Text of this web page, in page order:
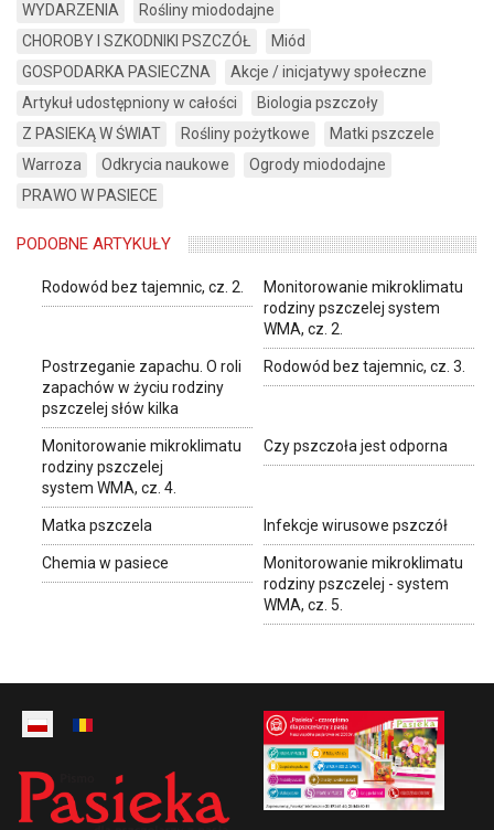
WYDARZENIA
Rośliny miododajne
CHOROBY I SZKODNIKI PSZCZÓŁ
Miód
GOSPODARKA PASIECZNA
Akcje / inicjatywy społeczne
Artykuł udostępniony w całości
Biologia pszczoły
Z PASIEKĄ W ŚWIAT
Rośliny pożytkowe
Matki pszczele
Warroza
Odkrycia naukowe
Ogrody miododajne
PRAWO W PASIECE
PODOBNE ARTYKUŁY
Rodowód bez tajemnic, cz. 2.
Monitorowanie mikroklimatu
rodziny pszczelej system
WMA, cz. 2.
Postrzeganie zapachu. O roli
zapachów w życiu rodziny
pszczelej słów kilka
Rodowód bez tajemnic, cz. 3.
Monitorowanie mikroklimatu
rodziny pszczelej
system WMA, cz. 4.
Czy pszczoła jest odporna
Matka pszczela Infekcje wirusowe pszczół
Chemia w pasiece
Monitorowanie mikroklimatu
rodziny pszczelej - system
WMA, cz. 5.